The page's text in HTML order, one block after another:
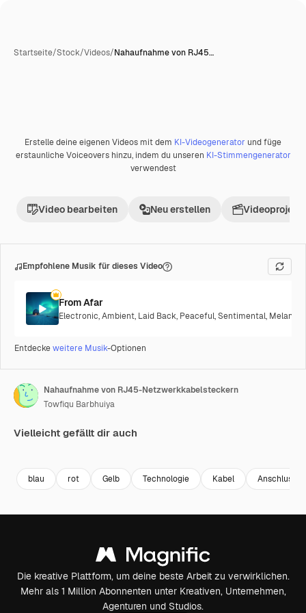
Startseite/Stock/Videos/Nahaufnahme von RJ45…
Premium
Erstelle deine eigenen Videos mit dem KI-Videogenerator und füge
erstaunliche Voiceovers hinzu, indem du unseren KI-Stimmengenerator
verwendest
Video bearbeiten Neu erstellen Videoprojekt
Empfohlene Musik für dieses Video
From Afar
Electronic,Ambient, Laid Back, Peaceful,Sentimental,
Entdeckeweitere Musik-Optionen
Nahaufnahme von RJ45-Netzwerkkabelsteckern
Towfiqu Barbhuiya
Vielleicht gefällt dir auch
blau rot Gelb Technologie Kabel Anschluss
Die kreative Plattform, um deine beste Arbeit zu verwirklichen.
Mehr als 1 Million Abonnenten unter Kreativen, Unternehmen,
Agenturen und Studios.